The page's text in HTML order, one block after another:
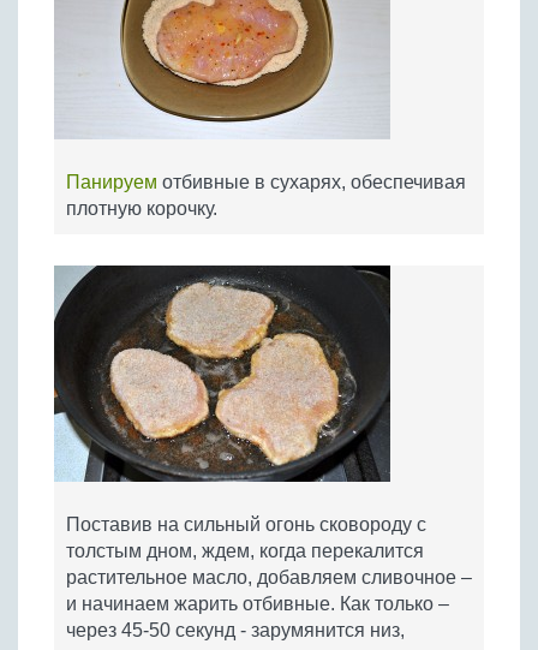
Панируем отбивные в сухарях, обеспечивая
плотную корочку.
Поставив на сильный огонь сковороду с
толстым дном, ждем, когда перекалится
растительное масло, добавляем сливочное –
и начинаем жарить отбивные. Как только –
через 45-50 секунд - зарумянится низ,